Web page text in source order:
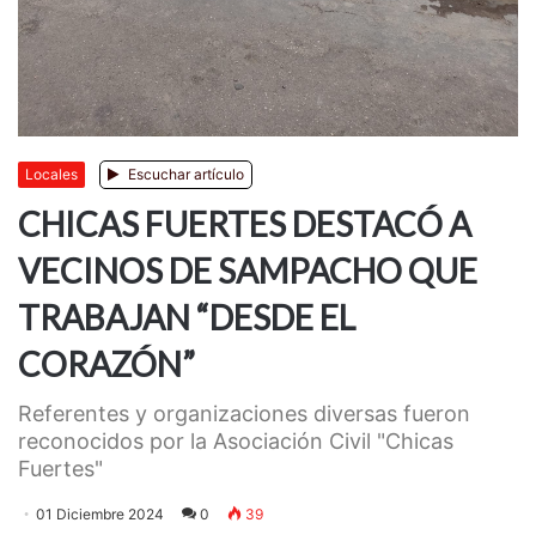
Locales Escuchar artículo
CHICAS FUERTES DESTACÓ A
VECINOS DE SAMPACHO QUE
TRABAJAN “DESDE EL
CORAZÓN”
Referentes y organizaciones diversas fueron
reconocidos por la Asociación Civil "Chicas
Fuertes"
01 Diciembre 2024 0 39